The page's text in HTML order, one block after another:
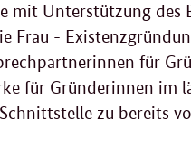
mit Unterstützung des
Frau -
für
für Gründerinnen im
zu bereits